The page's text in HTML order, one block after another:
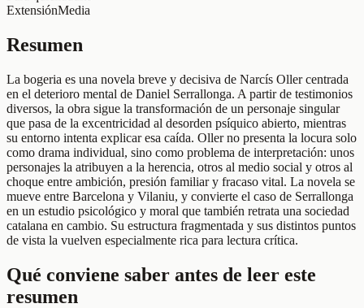
ExtensiónMedia
Resumen
La bogeria es una novela breve y decisiva de Narcís Oller centrada
en el deterioro mental de Daniel Serrallonga. A partir de testimonios
diversos, la obra sigue la transformación de un personaje singular
que pasa de la excentricidad al desorden psíquico abierto, mientras
su entorno intenta explicar esa caída. Oller no presenta la locura solo
como drama individual, sino como problema de interpretación: unos
personajes la atribuyen a la herencia, otros al medio social y otros al
choque entre ambición, presión familiar y fracaso vital. La novela se
mueve entre Barcelona y Vilaniu, y convierte el caso de Serrallonga
en un estudio psicológico y moral que también retrata una sociedad
catalana en cambio. Su estructura fragmentada y sus distintos puntos
de vista la vuelven especialmente rica para lectura crítica.
Qué conviene saber antes de leer este
resumen